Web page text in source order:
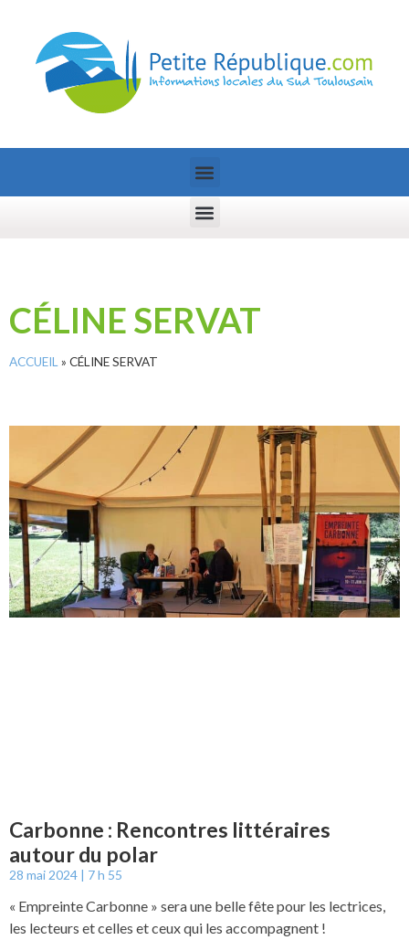
CÉLINE SERVAT
ACCUEIL » CÉLINE SERVAT
Carbonne : Rencontres littéraires
autour du polar
28 mai 2024 7 h 55
« Empreinte Carbonne » sera une belle fête pour les lectrices,
les lecteurs et celles et ceux qui les accompagnent !